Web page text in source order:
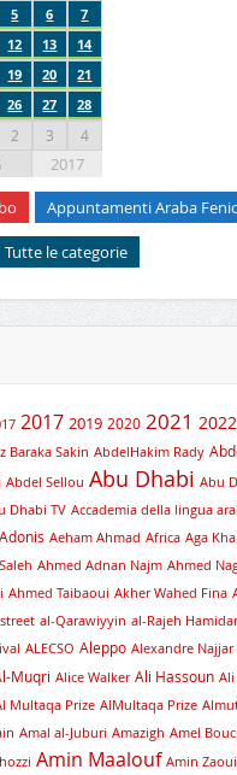
5 6
7
12 13
14
19 20
21
26 27
28
2 3 4
2017
Appuntamenti Araba
Tutte le categorie
2017 2019 2020 2021 2022
Baraka Sakin AbdelHakim Rady
Abdel Sellou Abu Dhabi Abu
Dhabi TV Accademia della lingua
Adonis Aeham Ahmad Africa Aga
Ahmed Adnan Najm Ahmed
Ahmed Taibaoui Akher Wahed Fina
al-Qarawiyyin al-Rajeh
ALECSO Aleppo Alexandre Najjar
Muqri Alice Walker Ali Hassoun Ali
Multaqa Prize AlMultaqa Prize
Amal al-Juburi Amazigh Amel
Amin Maalouf Amin Zaoui